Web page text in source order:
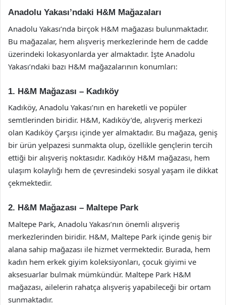
Anadolu Yakası’ndaki H&M Mağazaları
Anadolu Yakası’nda birçok H&M mağazası bulunmaktadır.
Bu mağazalar, hem alışveriş merkezlerinde hem de cadde
üzerindeki lokasyonlarda yer almaktadır. İşte Anadolu
Yakası’ndaki bazı H&M mağazalarının konumları:
1. H&M Mağazası – Kadıköy
Kadıköy, Anadolu Yakası’nın en hareketli ve popüler
semtlerinden biridir. H&M, Kadıköy’de, alışveriş merkezi
olan Kadıköy Çarşısı içinde yer almaktadır. Bu mağaza, geniş
bir ürün yelpazesi sunmakta olup, özellikle gençlerin tercih
ettiği bir alışveriş noktasıdır. Kadıköy H&M mağazası, hem
ulaşım kolaylığı hem de çevresindeki sosyal yaşam ile dikkat
çekmektedir.
2. H&M Mağazası – Maltepe Park
Maltepe Park, Anadolu Yakası’nın önemli alışveriş
merkezlerinden biridir. H&M, Maltepe Park içinde geniş bir
alana sahip mağazası ile hizmet vermektedir. Burada, hem
kadın hem erkek giyim koleksiyonları, çocuk giyimi ve
aksesuarlar bulmak mümkündür. Maltepe Park H&M
mağazası, ailelerin rahatça alışveriş yapabileceği bir ortam
sunmaktadır.